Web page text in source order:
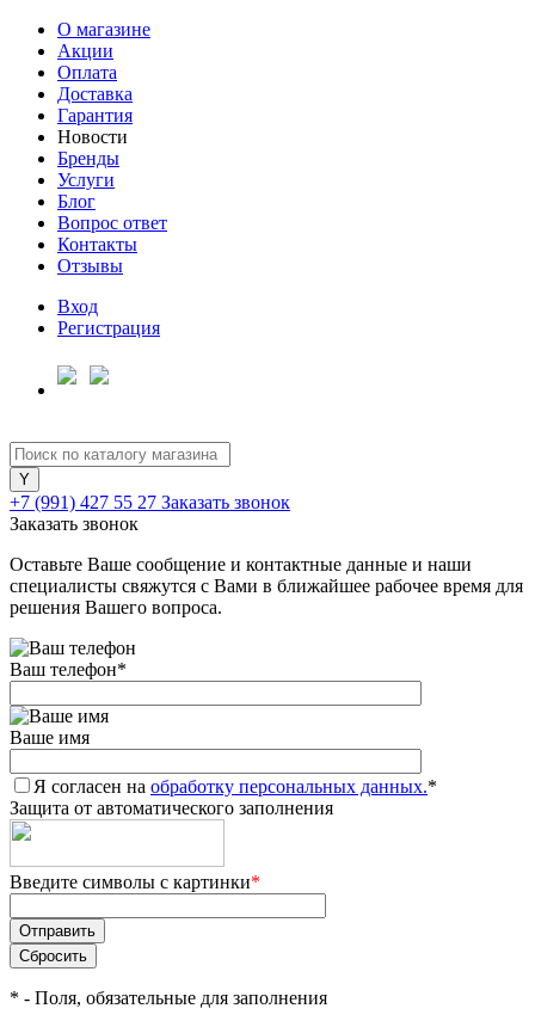
О магазине
Акции
Оплата
Доставка
Гарантия
Новости
Бренды
Услуги
Блог
Вопрос ответ
Контакты
Отзывы
Вход
Регистрация
+7 (991) 427 55 27 Заказать звонок
Заказать звонок
Оставьте Ваше сообщение и контактные данные и наши
специалисты свяжутся с Вами в ближайшее рабочее время для
решения Вашего вопроса.
Ваш телефон*
Ваше имя
Я согласен на обработку персональных данных.*
Защита от автоматического заполнения
Введите символы с картинки*
* - Поля, обязательные для заполнения